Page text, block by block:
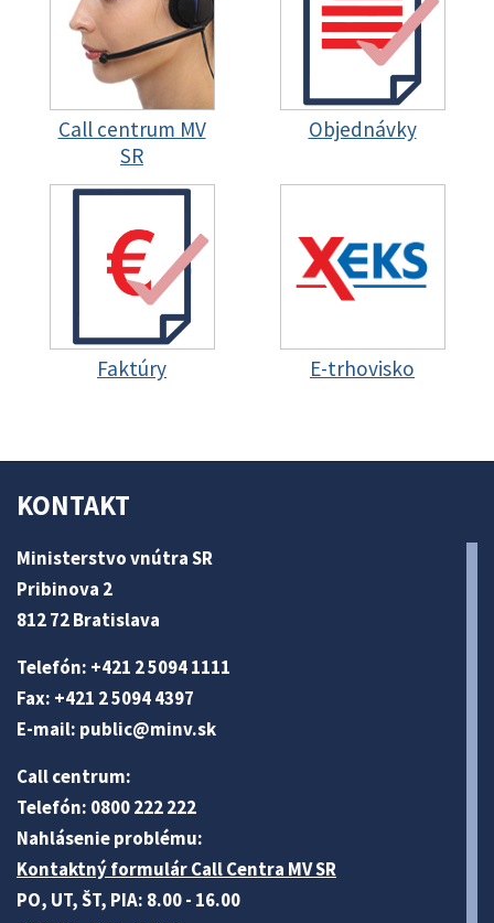
Call centrum MV
SR
Objednávky
Faktúry E-trhovisko
KONTAKT
Ministerstvo vnútra SR
Pribinova 2
812 72 Bratislava
Telefón: +421 2 5094 1111
Fax: +421 2 5094 4397
E-mail: public@minv.sk
Call centrum:
Telefón: 0800 222 222
Nahlásenie problému:
Kontaktný formulár Call Centra MV SR
PO, UT, ŠT, PIA: 8.00 - 16.00